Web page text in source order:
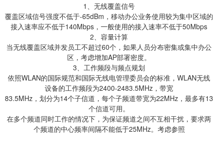
1、无线覆盖信号
覆盖区域信号强度不低于-65dBm，移动办公业务使用较为集中区域的
接入速率应不低于140Mbps，一般使用的接入速率不低于50Mbps
2、容量计算
当无线覆盖区域并发员工不超过60个，如果人员分布密集或集中办公
区，考虑增加AP部署密度。
3、工作频段与频点规划
依照WLAN的国际规范和国际无线电管理委员会的标准，WLAN无线
设备的工作频段为2400-2483.5MHz，带宽
83.5MHz，划分为14个子信道，每个子频道带宽为22MHz，最多有13
个信道可用。
在多个频道同时工作的情况下，为保证频道之间不互相干扰，要求两
个频道的中心频率间隔不能低于25MHz。考虑参照